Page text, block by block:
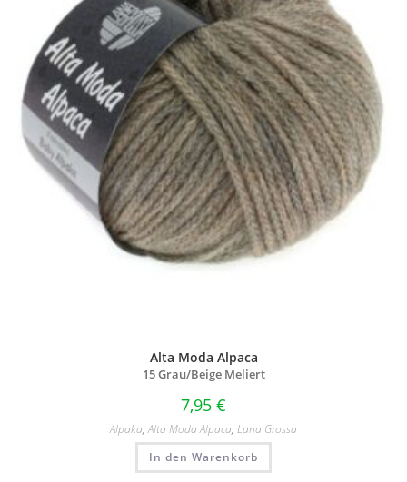
Alta Moda Alpaca
15 Grau/Beige Meliert
7,95 €
Alpaka,Alta Moda Alpaca, Lana Grossa
In den Warenkorb